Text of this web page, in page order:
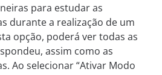
para estudar as
durante a realização de um
opção, poderá ver todas as
assim como as
Ao selecionar “Ativar Modo